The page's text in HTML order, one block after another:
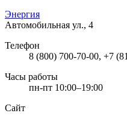
Энергия
Автомобильная ул., 4
Телефон
8 (800) 700-70-00, +7
Часы работы
пн-пт 10:00–19:00
Сайт